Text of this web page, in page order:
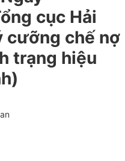
cục Hải
cưỡng chế nợ
trạng hiệu